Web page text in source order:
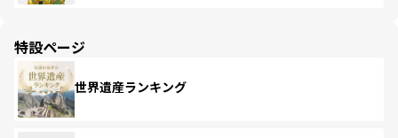
特設ページ
世界遺産ランキング